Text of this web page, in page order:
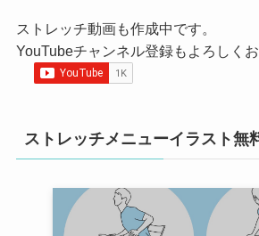
ストレッチ動画も作成中です。
YouTubeチャンネル登録もよろしくお
ストレッチメニューイラスト無